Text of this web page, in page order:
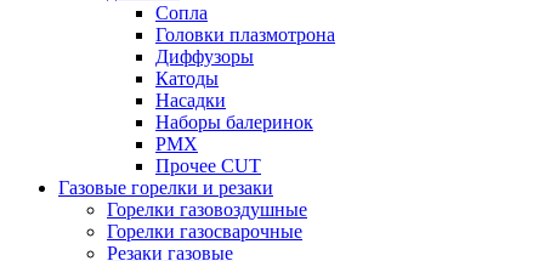
Сопла
Головки плазмотрона
Диффузоры
Катоды
Насадки
Наборы балеринок
PMX
Прочее CUT
Газовые горелки и резаки
Горелки газовоздушные
Горелки газосварочные
Резаки газовые